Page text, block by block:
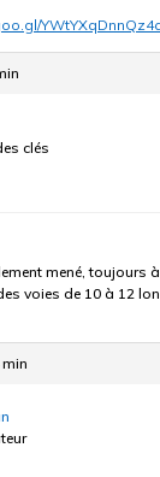
clés
mené, toujours
voies de 10 à 12